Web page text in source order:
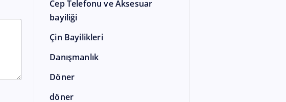
Cep Telefonu ve Aksesuar
bayiliği
Çin Bayilikleri
Danışmanlık
Döner
döner